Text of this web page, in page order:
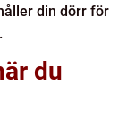
din dörr för
du